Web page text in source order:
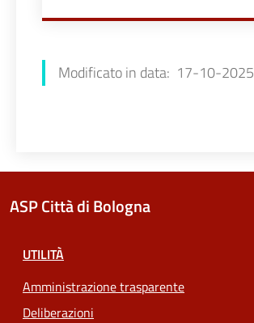
Modificato in data: 17-10-2025
ASP Città di Bologna
UTILITÀ
Amministrazione trasparente
Deliberazioni